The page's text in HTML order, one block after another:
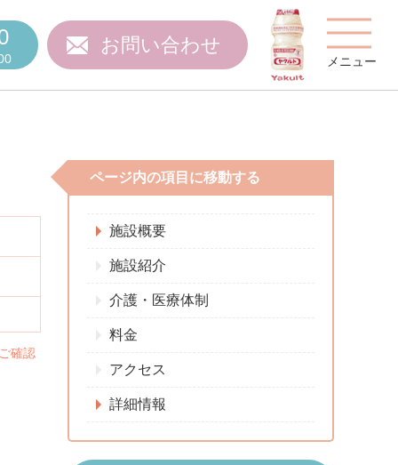
お問い合わせ
メニュー
費用について
問 スタッフ紹介
施設関係者の方へ
確認
ページ内の項目に移動する
施設概要
施設紹介
介護・医療体制
料金
アクセス
詳細情報